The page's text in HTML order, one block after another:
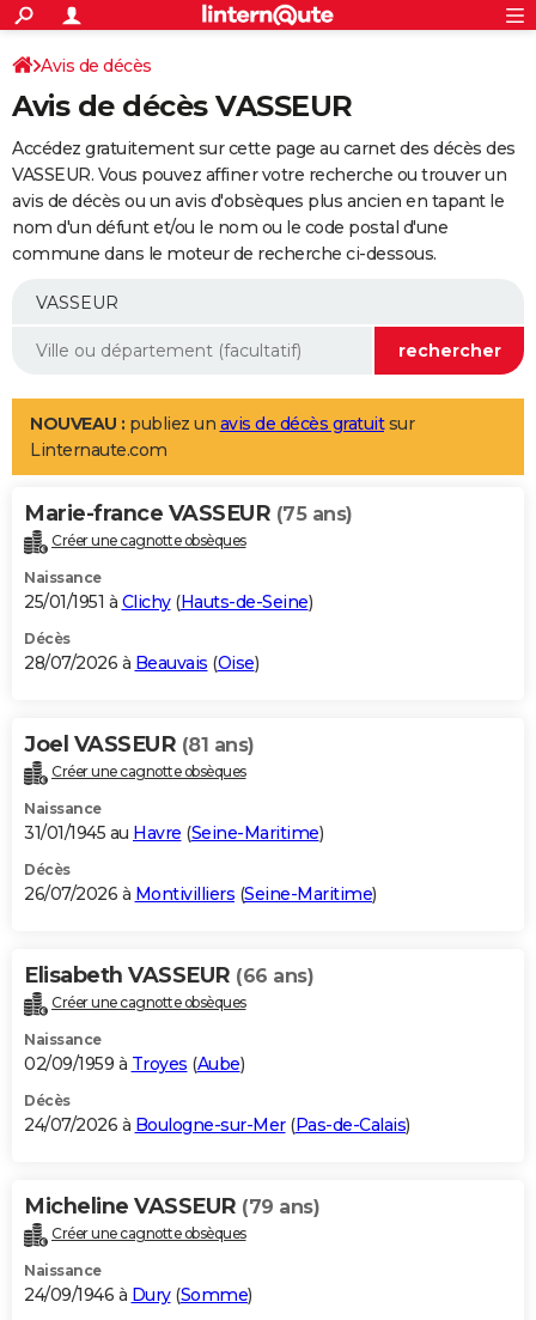
ACTUALITÉS
Politique
Société
Faits Divers
Education
Monde
Villes
+
SPORT
Coupe du monde 2026
Football
Tennis
Cyclisme
Rugby
Forum
Programme TV
TNT
Streaming
Cinéma
Sorties cinéma
Musique
+
FINANCE
Retraite
Epargne
Immobilier
Risques naturels par ville
Banque
Assurance
AUTO
Essais
Réserver un essai
Citadines
Berlines
SUV
Forum auto
+
Mobiles
Meilleur smartphone
Internet
Ordinateurs
Jeux vidéo
Guide high-tech
Aménagement intérieur
LIFESTYLE
Art de vivre
Bien-être
Loisirs
Mode
Modes de vie
Alimentation
Guide de la santé
Maladies
Médicaments
Sommeil
VOYAGE
Destinations
City break
Voyage nature
Voyage de noces
Forum
Climat
+PHOTO
GUIDES D'ACHAT
BONS PLANS
Carte de Noël
Carte Bonne année
Carte Saint-Valentin
Carte Pâques
Carte d'anniversaire
DICTIONNAIRE
Dictionnaire
Biographies
Citations
Expressions
Proverbes
PROGRAMME TV
S'inscrire
Se connecter
Lycées
Collèges
Primaires
Universités
Entreprises
Service militaire
Avis de recherche
AVIS DE DÉCÈS
Bricolage
Lifestyle
Culture
Sport
Auto
Television
Voyage
Cinema
Avis de décès
Avis de décès VASSEUR
Accédez gratuitement sur cette page au carnet des décès des
VASSEUR. Vous pouvez affiner votre recherche ou trouver un
avis de décès ou un avis d'obsèques plus ancien en tapant le
nom d'un défunt et/ou le nom ou le code postal d'une
commune dans le moteur de recherche ci-dessous.
NOUVEAU : publiez un avis de décès gratuitsur
Linternaute.com
Marie-france VASSEUR (75 ans)
Créer une cagnotte obsèques
Naissance
25/01/1951 à Clichy(Hauts-de-Seine)
Décès
28/07/2026 à Beauvais (Oise)
Joel VASSEUR (81 ans)
Créer une cagnotte obsèques
Naissance
31/01/1945 au Havre (Seine-Maritime)
Décès
26/07/2026 à Montivilliers (Seine-Maritime)
Elisabeth VASSEUR (66 ans)
Créer une cagnotte obsèques
Naissance
02/09/1959 à Troyes (Aube)
Décès
24/07/2026 à Boulogne-sur-Mer(Pas-de-Calais)
Micheline VASSEUR (79 ans)
Créer une cagnotte obsèques
Naissance
24/09/1946 à Dury(Somme)